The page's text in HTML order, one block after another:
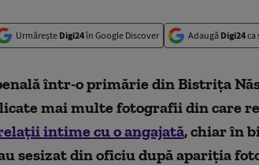
Urmărește Digi24în Google Discover Adaugă Digi24ca
într-o primărie din Bistrița
mai multe fotografii din care
intime cu o angajată, chiar în
sesizat din oficiu după apariția